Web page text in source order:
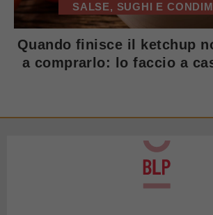
SALSE, SUGHI E
Quando finisce il ketchup
a comprarlo: lo faccio a